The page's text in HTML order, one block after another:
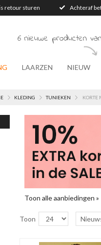
retour sturen Achteraf
6 nieuwe producten
LAARZEN NIEUW
KLEDING TUNIEKEN KORTE
Toon alle aanbiedingen »
Toon